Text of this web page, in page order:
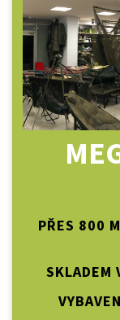
PŘES 800
SKLADEM